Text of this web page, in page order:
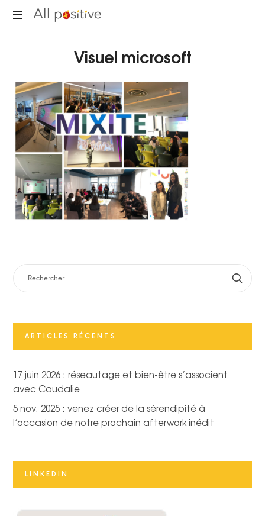
All
Visuel microsoft
RECHERCHER :
ARTICLES RÉCENTS
17 juin 2026 : réseautage et bien-être s’associent
avec Caudalie
5 nov. 2025 : venez créer de la sérendipité à
l’occasion de notre prochain afterwork inédit
LINKEDIN